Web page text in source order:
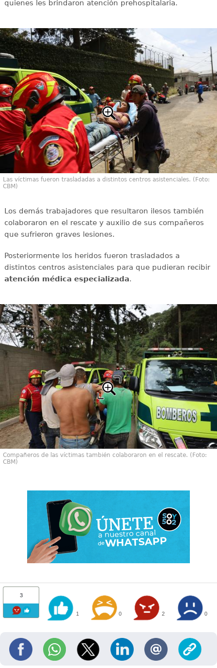
quienes les brindaron atención prehospitalaria.
Las víctimas fueron trasladadas a distintos centros asistenciales. (Foto:
CBM)
Los demás trabajadores que resultaron ilesos también
colaboraron en el rescate y auxilio de sus compañeros
que sufrieron graves lesiones.
Posteriormente los heridos fueron trasladados a
distintos centros asistenciales para que pudieran recibir
atención médica especializada.
Compañeros de las víctimas también colaboraron en el rescate. (Foto:
CBM)
3
1 0 2 0